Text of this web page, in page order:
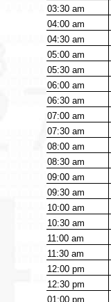
03:30am
04:00am
04:30am
05:00am
05:30am
06:00am
06:30am
07:00am
07:30am
08:00am
08:30am
09:00am
09:30am
10:00am
10:30am
11:00am
11:30am
12:00pm
12:30pm
01:00pm